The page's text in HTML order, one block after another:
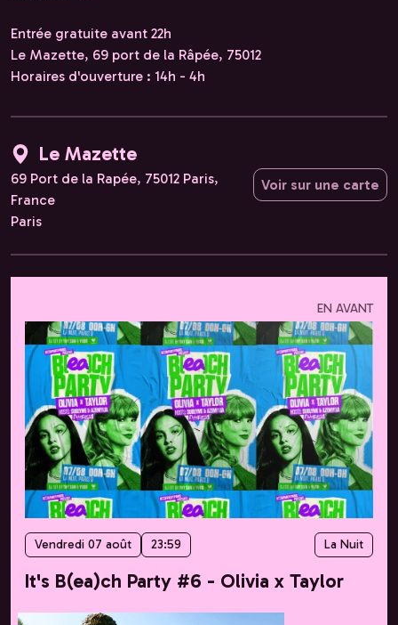
Entrée gratuite avant 22h
Le Mazette, 69 port de la Râpée, 75012
Horaires d'ouverture : 14h - 4h
Le Mazette
69 Port de la Rapée, 75012 Paris,
France
Paris
Voir sur une carte
EN AVANT
Vendredi 07 août 23:59 La Nuit
It's B(ea)ch Party #6 - Olivia x Taylor